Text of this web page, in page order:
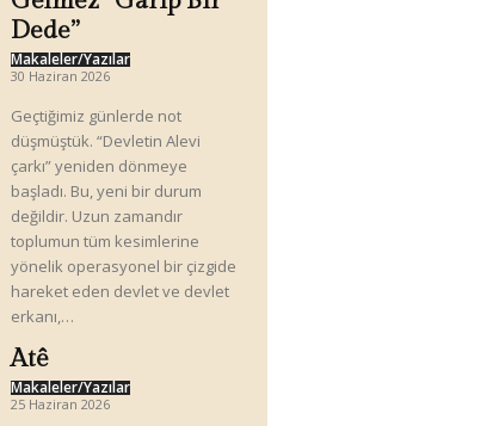
Dede”
Makaleler/Yazılar
30 Haziran 2026
Geçtiğimiz günlerde not
düşmüştük. “Devletin Alevi
çarkı” yeniden dönmeye
başladı. Bu, yeni bir durum
değildir. Uzun zamandır
toplumun tüm kesimlerine
yönelik operasyonel bir çizgide
hareket eden devlet ve devlet
erkanı,…
Atê
Makaleler/Yazılar
25 Haziran 2026